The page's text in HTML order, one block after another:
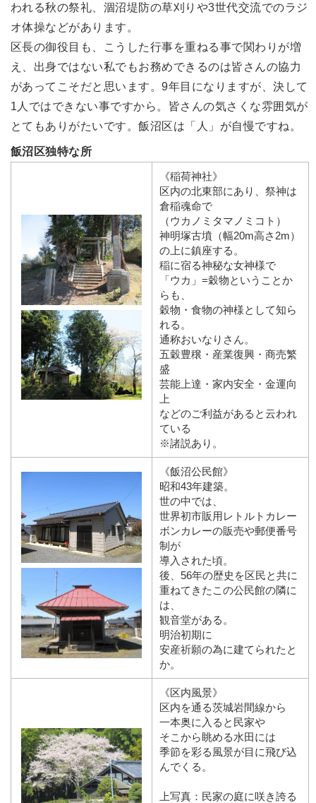
われる秋の祭礼、涸沼堤防の草刈りや3世代交流でのラジ
オ体操などがあります。
区長の御役目も、こうした行事を重ねる事で関わりが増
え、出身ではない私でもお務めできるのは皆さんの協力
があってこそだと思います。9年目になりますが、決して
1人ではできない事ですから。皆さんの気さくな雰囲気が
とてもありがたいです。飯沼区は「人」が自慢ですね。
飯沼区独特な所
《稲荷神社》
区内の北東部にあり、祭神は
倉稲魂命で
（ウカノミタマノミコト）
神明塚古墳（幅20m高さ2m）
の上に鎮座する。
稲に宿る神秘な女神様で
「ウカ」=穀物ということか
らも、
穀物・食物の神様として知ら
れる。
通称おいなりさん。
五穀豊穣・産業復興・商売繁
盛
芸能上達・家内安全・金運向
上
などのご利益があると云われ
ている
※諸説あり。
《飯沼公民館》
昭和43年建築。
世の中では、
世界初市販用レトルトカレー
ボンカレーの販売や郵便番号
制が
導入された頃。
後、56年の歴史を区民と共に
重ねてきたこの公民館の隣に
は、
観音堂がある。
明治初期に
安産祈願の為に建てられたと
か。
《区内風景》
区内を通る茨城岩間線から
一本奥に入ると民家や
そこから眺める水田には
季節を彩る風景が目に飛び込
んでくる。
上写真：民家の庭に咲き誇る